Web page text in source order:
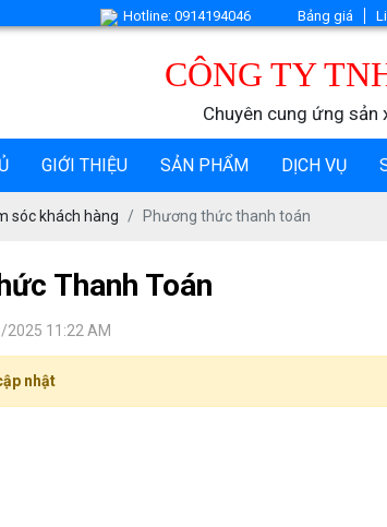
Hotline: 0914194046 Bảng giá
CÔNG TY
Chuyên cung ứng
GIỚI THIỆU SẢN PHẨM DỊCH VỤ
sóc khách hàng Phương thức thanh toán
Thanh Toán
2025 11:22 AM
nhật